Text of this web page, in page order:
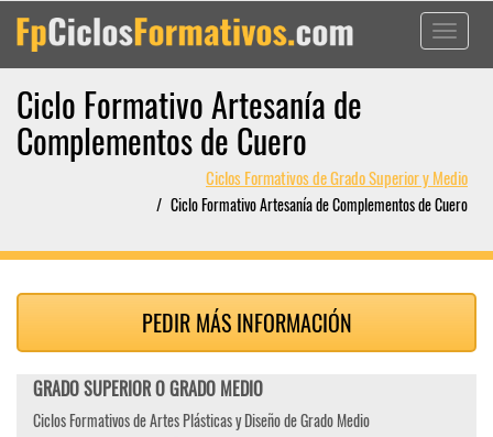
Toggle
Ciclo Formativo Artesanía de
Complementos de Cuero
Ciclos Formativos de Grado Superior y Medio
Ciclo Formativo Artesanía de Complementos de Cuero
PEDIR MÁS INFORMACIÓN
GRADO SUPERIOR O GRADO MEDIO
Ciclos Formativos de Artes Plásticas y Diseño de Grado Medio